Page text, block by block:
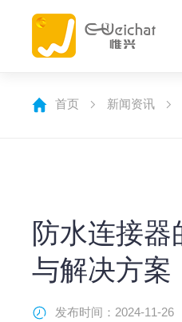
首页 新闻资讯
防水连接
与解决方案
发布时间：2024-11-26